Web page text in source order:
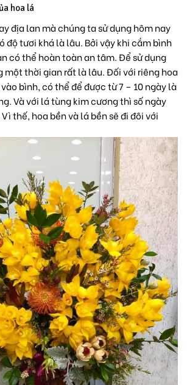
hoa lá
địa lan mà chúng ta sử dụng hôm nay
độ tươi khá là lâu. Bởi vậy khi cắm bình
có thể hoàn toàn an tâm. Để sử dụng
một thời gian rất là lâu. Đối với riêng hoa
bình, có thể để được từ 7 – 10 ngày là
Và với lá tùng kim cương thì số ngày
thế, hoa bền và lá bền sẽ đi đôi với